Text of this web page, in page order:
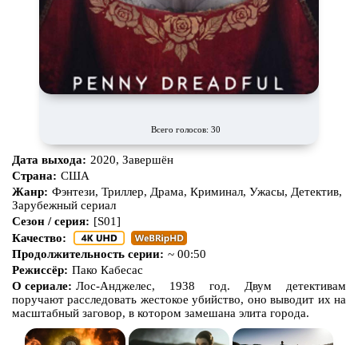
Всего голосов: 30
Дата выхода: 2020, Завершён
Страна: США
Жанр: Фэнтези, Триллер, Драма, Криминал, Ужасы, Детектив,
Зарубежный сериал
Сезон / серия: [S01]
Качество:
Продолжительность серии: ~ 00:50
Режиссёр: Пако Кабесас
О сериале: Лос-Анджелес, 1938 год. Двум детективам
поручают расследовать жестокое убийство, оно выводит их на
масштабный заговор, в котором замешана элита города.